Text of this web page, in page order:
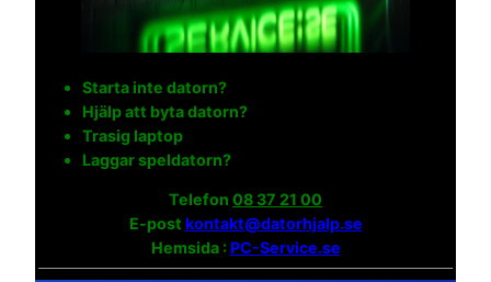
Starta inte datorn?
Hjälp att byta datorn?
Trasig laptop
Laggar speldatorn?
Telefon 08 37 21 00
E-post kontakt@datorhjalp.se
Hemsida :PC-Service.se